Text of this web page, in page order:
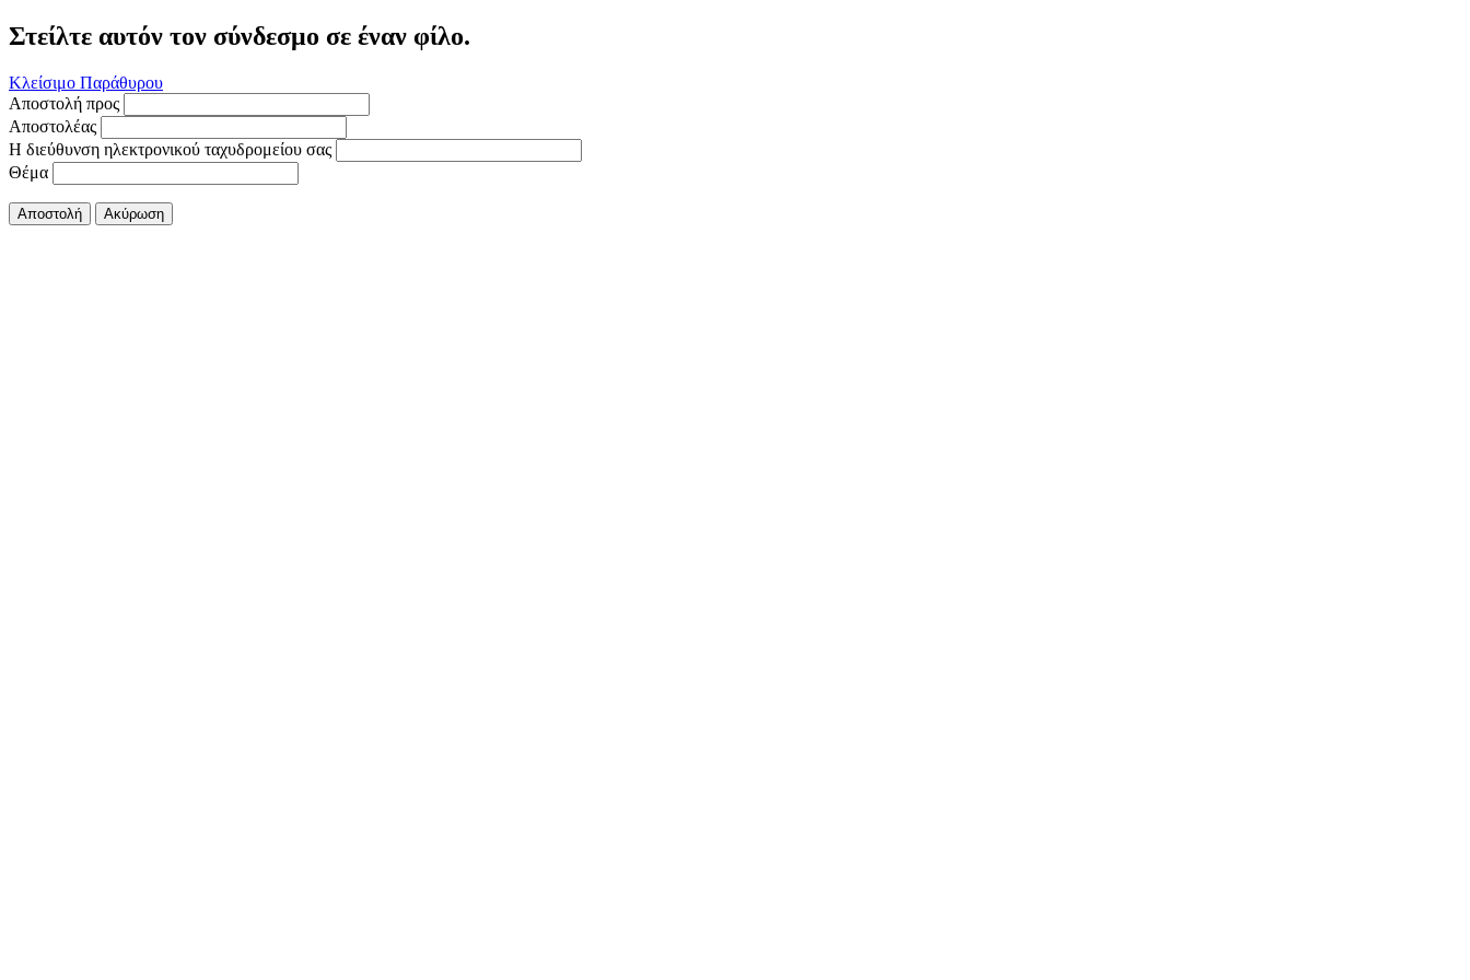
Στείλτε αυτόν τον σύνδεσμο σε έναν φίλο.
Κλείσιμο Παράθυρου
Αποστολή προς
Αποστολέας
Η διεύθυνση ηλεκτρονικού ταχυδρομείου σας
Θέμα
Αποστολή Ακύρωση